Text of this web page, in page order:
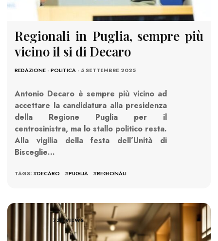
Regionali in Puglia, sempre più
vicino il si di Decaro
REDAZIONE - POLITICA - 5 SETTEMBRE 2025
Antonio Decaro è sempre più vicino ad
accettare la candidatura alla presidenza
della Regione Puglia per il
centrosinistra, ma lo stallo politico resta.
Alla vigilia della festa dell’Unità di
Bisceglie…
TAGS: #DECARO #PUGLIA #REGIONALI
732 VIEWS